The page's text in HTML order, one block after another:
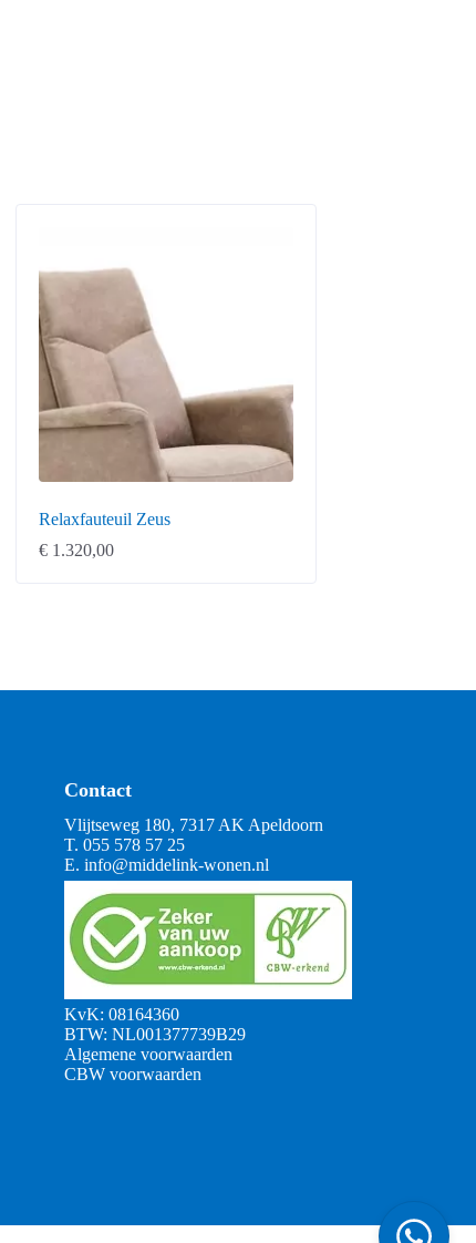
Relaxfauteuil Zeus
€ 1.320,00
Contact
Vlijtseweg 180, 7317 AK Apeldoorn
T. 055 578 57 25
E. info@middelink-wonen.nl
KvK: 08164360
BTW: NL001377739B29
Algemene voorwaarden
CBW voorwaarden